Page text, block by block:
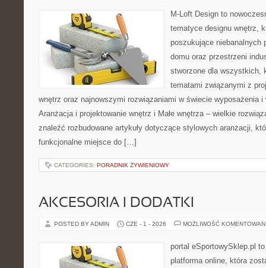
M-Loft Design to
tematyce designu wnętrz,
poszukujące niebanalnych
domu oraz przestrzeni
stworzone dla wszystkich,
tematami związanymi z
wnętrz oraz najnowszymi rozwiązaniami w świecie wyposażenia
Aranżacja i projektowanie wnętrz i Małe wnętrza – wielkie
znaleźć rozbudowane artykuły dotyczące stylowych aranżacji,
funkcjonalne miejsce do […]
CATEGORIES: PORADNIK ŻYWIENIOWY
AKCESORIA I DODATKI
POSTED BY ADMIN CZE - 1 - 2026 MOŻLIWOŚĆ
portal eSportowySklep.pl
platforma online, która